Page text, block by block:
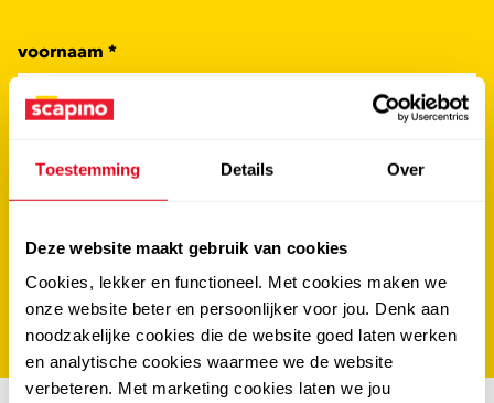
Toestemming Details Over
Deze website maakt gebruik van cookies
Cookies, lekker en functioneel. Met cookies maken we
onze website beter en persoonlijker voor jou. Denk aan
noodzakelijke cookies die de website goed laten werken
en analytische cookies waarmee we de website
verbeteren. Met marketing cookies laten we jou
voornaam *
tussenvoegsel
achternaam*
IK MELD MIJ AAN